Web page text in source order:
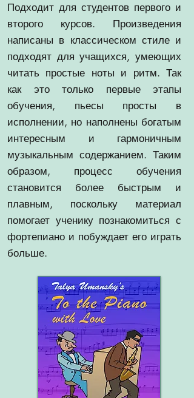
Подходит для студентов первого и
второго курсов. Произведения
написаны в классическом стиле и
подходят для учащихся, умеющих
читать простые ноты и ритм. Так
как это только первые этапы
обучения, пьесы просты в
исполнении, но наполнены богатым
интересным и гармоничным
музыкальным содержанием. Таким
образом, процесс обучения
становится более быстрым и
плавным, поскольку материал
помогает ученику познакомиться с
фортепиано и побуждает его играть
больше.